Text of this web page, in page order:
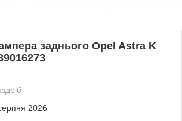
заднього Opel Astra K
2026